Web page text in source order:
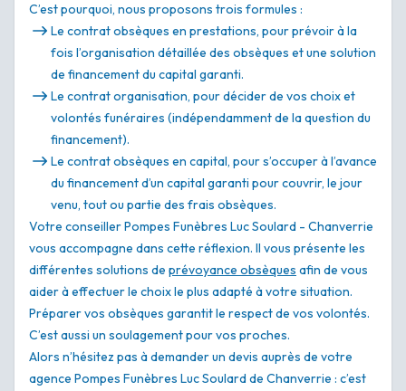
C’est pourquoi, nous proposons trois formules :
Le contrat obsèques en prestations, pour prévoir à la
fois l’organisation détaillée des obsèques et une solution
de financement du capital garanti.
Le contrat organisation, pour décider de vos choix et
volontés funéraires (indépendamment de la question du
financement).
Le contrat obsèques en capital, pour s’occuper à l’avance
du financement d’un capital garanti pour couvrir, le jour
venu, tout ou partie des frais obsèques.
Votre conseiller Pompes Funèbres Luc Soulard - Chanverrie
vous accompagne dans cette réflexion. Il vous présente les
différentes solutions de prévoyance obsèques afin de vous
aider à effectuer le choix le plus adapté à votre situation.
Préparer vos obsèques garantit le respect de vos volontés.
C’est aussi un soulagement pour vos proches.
Alors n’hésitez pas à demander un devis auprès de votre
agence Pompes Funèbres Luc Soulard de Chanverrie : c’est